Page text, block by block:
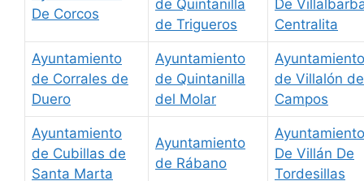
De Corcos
de Quintanilla
de Trigueros
De
Centralita
Ayuntamiento
de Corrales de
Duero
Ayuntamiento
de Quintanilla
del Molar
Ayuntamiento
de Villalón de
Campos
Ayuntamiento
de Cubillas de
Santa Marta
Ayuntamiento
de Rábano
Ayuntamiento
De Villán De
Tordesillas